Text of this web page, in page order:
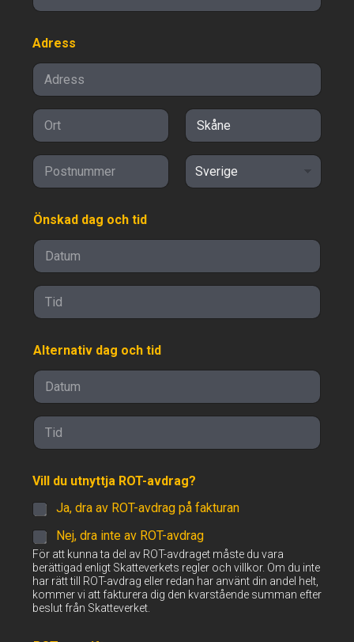
Adress
s/region
Önskad dag och tid
Alternativ dag och tid
Vill du utnyttja ROT-avdrag?
Ja, dra av ROT-avdrag på fakturan
Nej, dra inte av ROT-avdrag
För att kunna ta del av ROT-avdraget måste du vara
berättigad enligt Skatteverkets regler och villkor. Om du inte
har rätt till ROT-avdrag eller redan har använt din andel helt,
kommer vi att fakturera dig den kvarstående summan efter
beslut från Skatteverket.